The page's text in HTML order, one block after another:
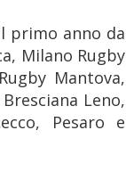
primo anno da
Milano Rugby
Mantova,
Leno,
Pesaro e